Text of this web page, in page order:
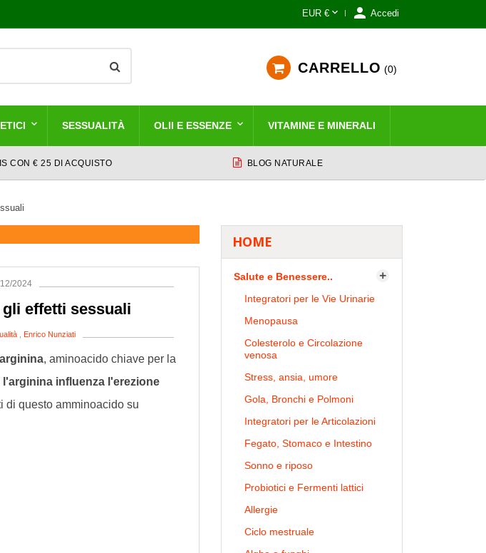
EUR €  Accedi
CARRELLO 0
SESSUALITÀ OLII E ESSENZE VITAMINE E MINERALI
CON € 25 DI ACQUISTO BLOG NATURALE
HOME
Salute e Benessere.. 
Integratori per le Vie Urinarie
Menopausa
Colesterolo e Circolazione
venosa
Stress, ansia, umore
Gola, Bronchi e Polmoni
Integratori per le Articolazioni
Fegato, Stomaco e Intestino
Sonno e riposo
Probiotici e Fermenti lattici
Allergie
Ciclo mestruale
2024
effetti sessuali
, Enrico Nunziati
arginina, aminoacido chiave per la
l'arginina influenza l'erezione
di questo amminoacido su